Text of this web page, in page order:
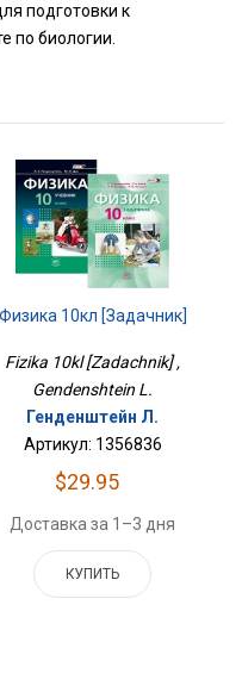
подготовки к
по биологии.
Физика 10кл [Задачник]
Fizika 10kl [Zadachnik] ,
Gendenshtein L.
Генденштейн Л.
Артикул: 1356836
$29.95
Доставка за 1–3 дня
КУПИТЬ